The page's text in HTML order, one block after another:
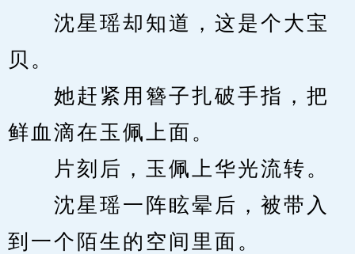
沈星瑶却知道，这是个大宝
贝。
她赶紧用簪子扎破手指，把
鲜血滴在玉佩上面。
片刻后，玉佩上华光流转。
沈星瑶一阵眩晕后，被带入
到一个陌生的空间里面。